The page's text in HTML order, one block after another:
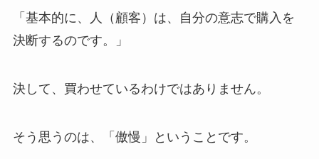
「基本的に、人（顧客）は、自分の意志で購入を
決断するのです。」
決して、買わせているわけではありません。
そう思うのは、「傲慢」ということです。